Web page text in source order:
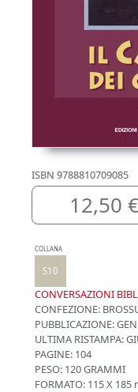
ISBN 9788810709085
12,50
COLLANA
S10
CONVERSAZIONI
CONFEZIONE:
PUBBLICAZIONE:
ULTIMA RISTAMPA:
PAGINE: 104
PESO: 120 GRAMMI
FORMATO: 115 X 185